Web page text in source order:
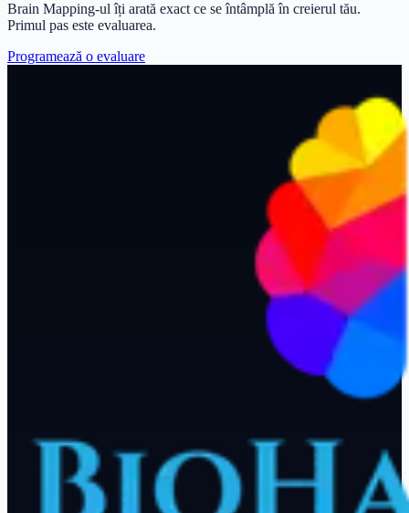
Brain Mapping-ul îți arată exact ce se întâmplă în creierul tău.
Primul pas este evaluarea.
Programează o evaluare